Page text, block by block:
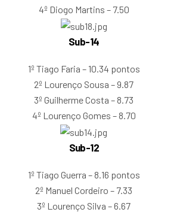
4º Diogo Martins – 7.50
Sub-14
1º Tiago Faria – 10.34 pontos
2º Lourenço Sousa – 9.87
3º Guilherme Costa – 8.73
4º Lourenço Gomes – 8.70
Sub-12
1º Tiago Guerra – 8.16 pontos
2º Manuel Cordeiro – 7.33
3º Lourenço Silva – 6.67